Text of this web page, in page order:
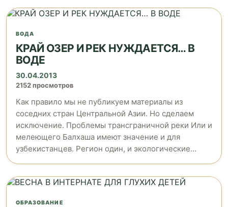
ВОДА
КРАЙ ОЗЕР И РЕК НУЖДАЕТСЯ… В
ВОДЕ
30.04.2013
2152 просмотров
Как правило мы не публикуем материалы из
соседних стран Центральной Азии. Но сделаем
исключение. Проблемы трансграничной реки Или и
мелеющего Балхаша имеют значение и для
узбекистанцев. Регион один, и экологические...
ОБРАЗОВАНИЕ